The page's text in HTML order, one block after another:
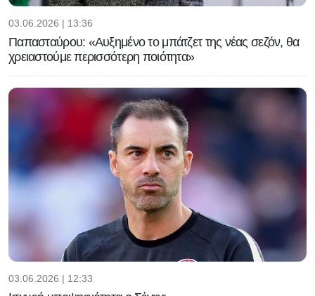
03.06.2026 | 13:36
Παπασταύρου: «Αυξημένο το μπάτζετ της νέας σεζόν, θα
χρειαστούμε περισσότερη ποιότητα»
03.06.2026 | 12:33